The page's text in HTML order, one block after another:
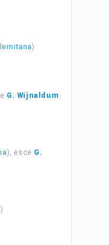
)
G. Wijnaldum
), esce G.
)